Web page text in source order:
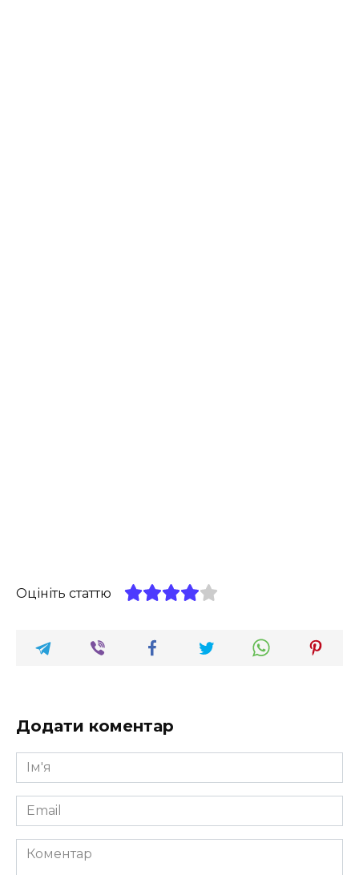
Оцініть статтю
Додати коментар
Ім'я
*
Email
*
Коментар